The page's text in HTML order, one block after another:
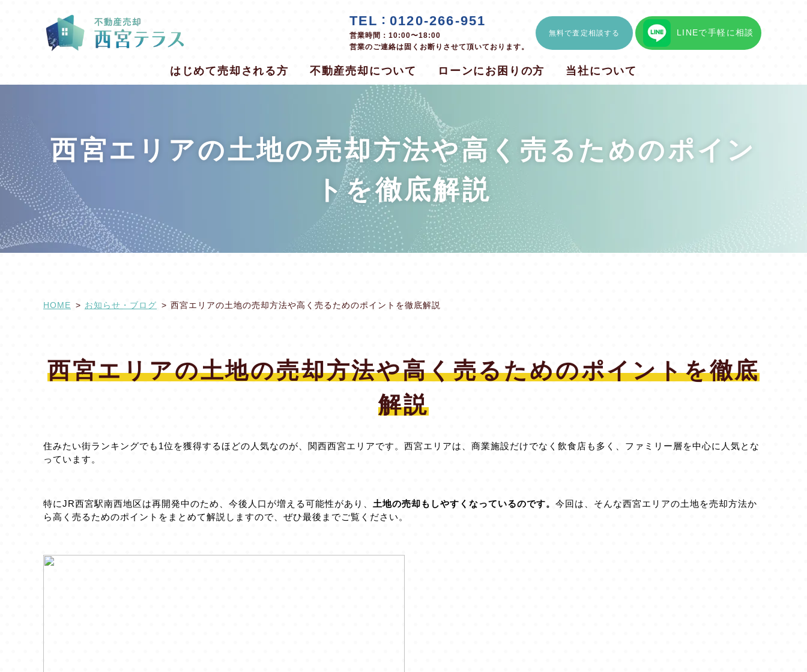
TEL : 0120-266-951
営業時間： 10:00〜18:00
営業のご連絡は固くお断りさせて頂いております。
無料で査定相談する LINEで手軽に相談
はじめて売却される方 不動産売却について ローンにお困りの方 当社について
西宮エリアの土地の売却方法や高く売るためのポイン
トを徹底解説
HOME お知らせ・ブログ 西宮エリアの土地の売却方法や高く売るためのポイントを徹底解説
西宮エリアの土地の売却方法や高く売るためのポイントを徹底
解説
住みたい街ランキングでも1位を獲得するほどの人気なのが、関西西宮エリアです。西宮エリアは、商業施設だけでなく飲食店も多く、ファミリー層を中心に人気とな
っています。
特にJR西宮駅南西地区は再開発中のため、今後人口が増える可能性があり、 土地の売却もしやすくなっているのです。 今回は、そんな西宮エリアの土地を売却方法か
ら高く売るためのポイントをまとめて解説しますので、ぜひ最後までご覧ください。